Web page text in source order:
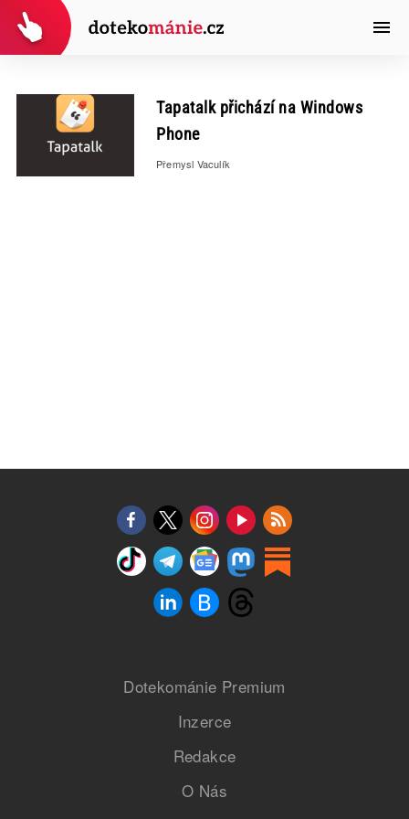
Tapatalk přichází na Windows
Phone
Přemysl Vaculík
Dotekománie Premium
Inzerce
Redakce
O Nás